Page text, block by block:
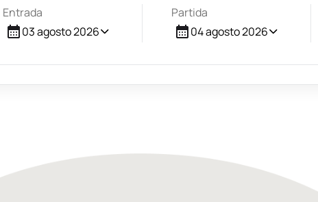
Entrada
03 agosto 2026
Partida
04 agosto 2026